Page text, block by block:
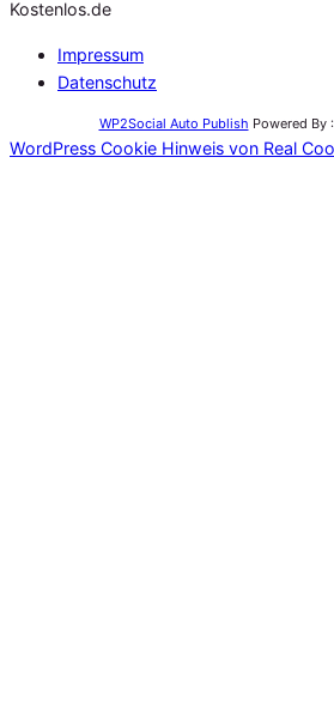
Kostenlos.de
Impressum
Datenschutz
WP2Social Auto Publish Powered By :
WordPress Cookie Hinweis von Real